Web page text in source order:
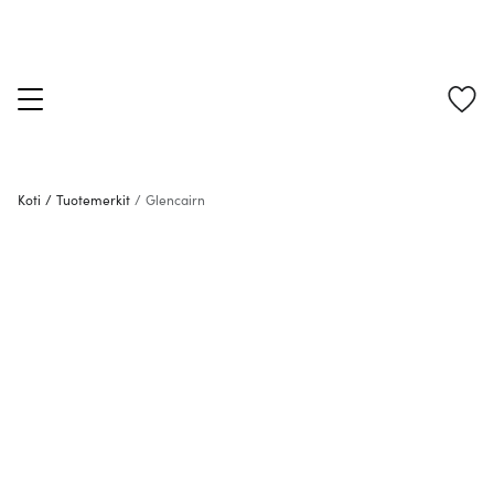
Koti / Tuotemerkit / Glencairn